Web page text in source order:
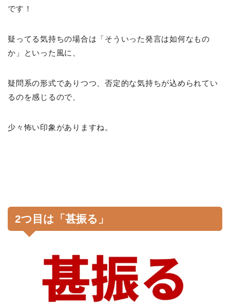
です！
疑ってる気持ちの場合は「そういった発言は如何なもの
か」といった風に、
疑問系の形式でありつつ、否定的な気持ちが込められてい
るのを感じるので、
少々怖い印象がありますね。
2つ目は「甚振る」